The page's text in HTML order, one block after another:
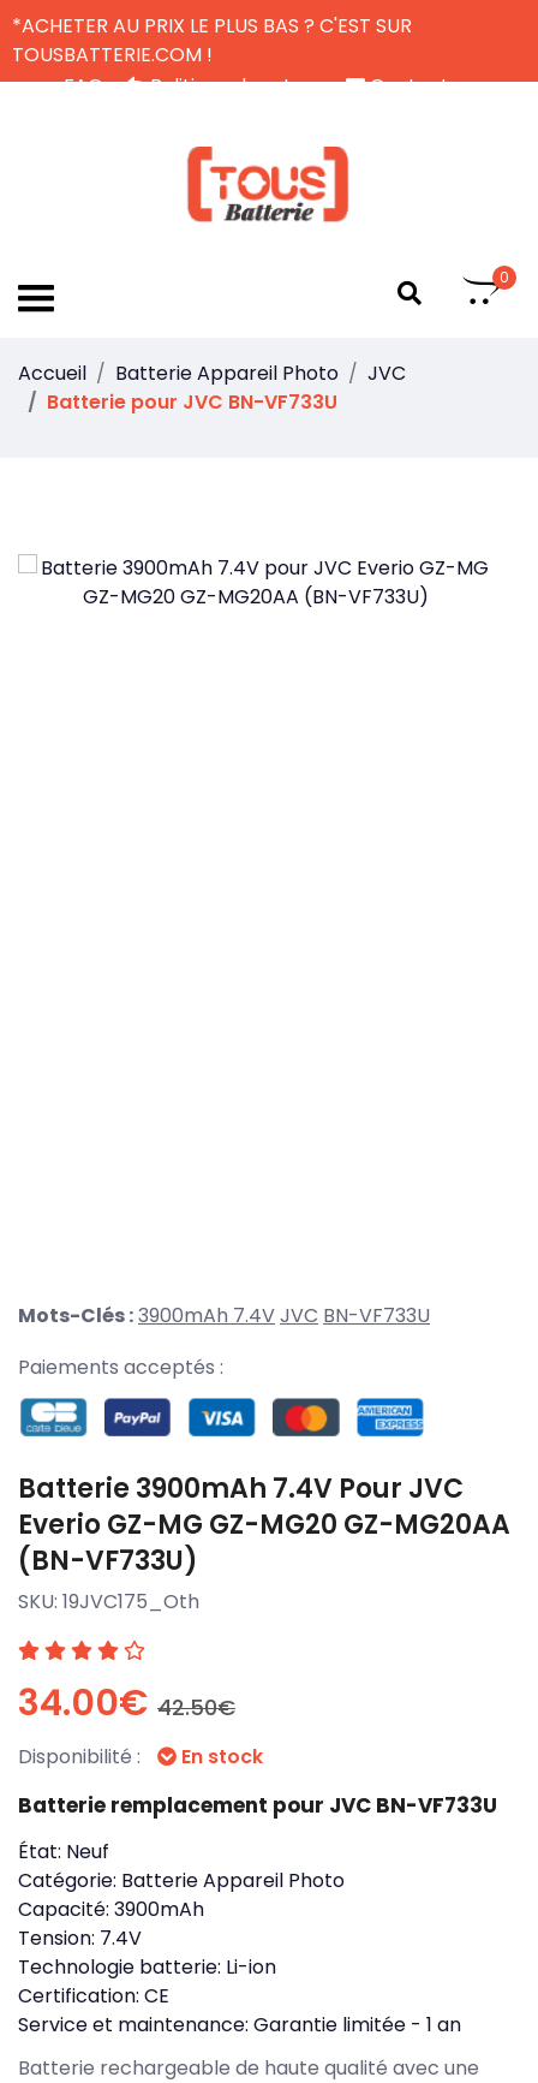
*ACHETER AU PRIX LE PLUS BAS ? C'EST SUR
TOUSBATTERIE.COM !
FAQ
Politique de retour
Contactez-nous
0
Accueil Batterie Appareil Photo
JVC
Batterie pour JVC BN-VF733U
Mots-Clés :3900mAh 7.4VJVC BN-VF733U
Paiements acceptés :
Batterie 3900mAh 7.4V Pour JVC
Everio GZ-MG GZ-MG20 GZ-MG20AA
(BN-VF733U)
SKU: 19JVC175_Oth
34.00€ 42.50€
Disponibilité : En stock
Batterie remplacement pour JVC BN-VF733U
État: Neuf
Catégorie: Batterie Appareil Photo
Capacité: 3900mAh
Tension: 7.4V
Technologie batterie: Li-ion
Certification: CE
Service et maintenance: Garantie limitée - 1 an
Batterie rechargeable de haute qualité avec une